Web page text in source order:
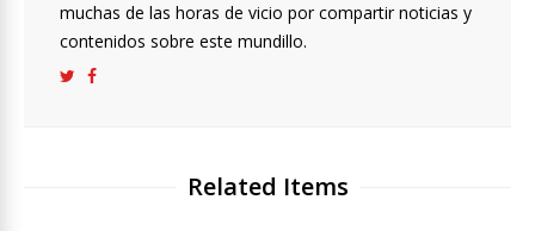
muchas de las horas de vicio por compartir noticias y
contenidos sobre este mundillo.
Related Items